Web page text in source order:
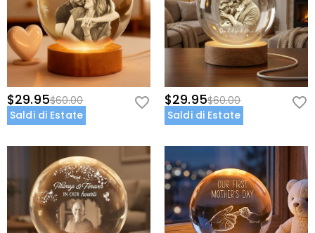
$29.95$60.00
Saldi di Estate
$29.95$60.00
Saldi di Estate